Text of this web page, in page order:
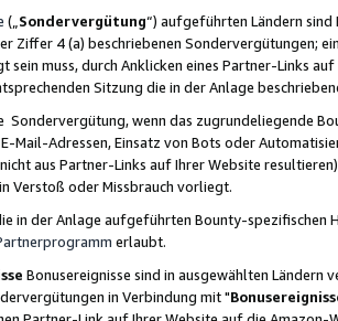
(„ Sondervergütung“) aufgeführten Ländern sind
Ziffer 4 (a) beschriebenen Sondervergütungen;
sein muss, durch Anklicken eines Partner-Links
Sitzung die in der Anlage
Sondervergütung, wenn das zugrundeliegende
Mail-Adressen, Einsatz von Bots oder
aus Partner-Links auf Ihrer Website
Verstoß oder Missbrauch vorliegt.
in der Anlage aufgeführten Bounty-spezifischen
erlaubt.
Bonusereignisse sind in ausgewählten Ländern
in Verbindung mit "